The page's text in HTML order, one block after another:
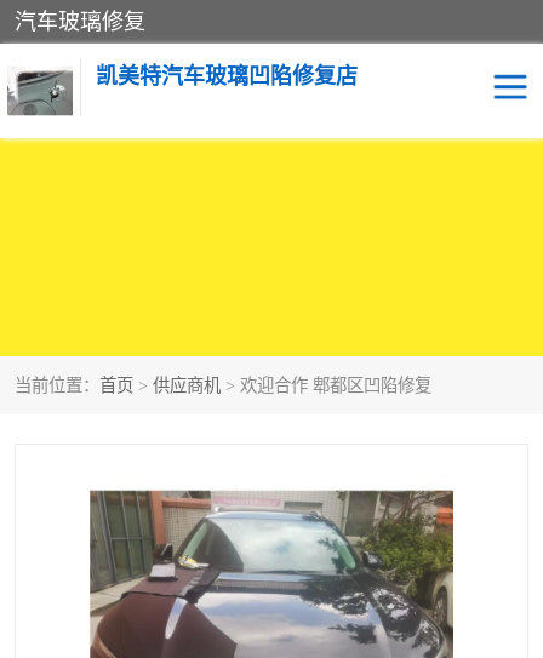
汽车玻璃修复
凯美特汽车玻璃凹陷修复店
当前位置： 首页 > 供应商机 > 欢迎合作 郫都区凹陷修复